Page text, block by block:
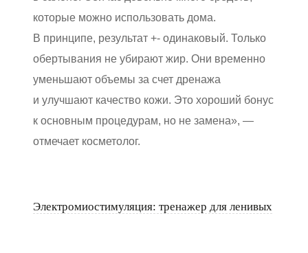
которые можно использовать дома.
В принципе, результат +- одинаковый. Только
обертывания не убирают жир. Они временно
уменьшают объемы за счет дренажа
и улучшают качество кожи. Это хороший бонус
к основным процедурам, но не замена», —
отмечает косметолог.
Электромиостимуляция: тренажер для ленивых